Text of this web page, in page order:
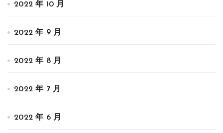
2022 年 10 月
2022 年 9 月
2022 年 8 月
2022 年 7 月
2022 年 6 月